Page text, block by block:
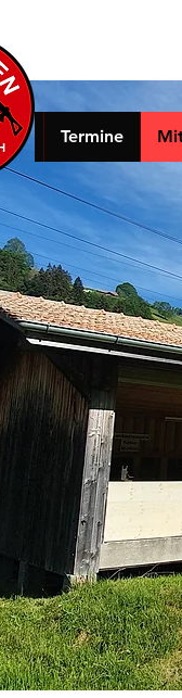
Termine